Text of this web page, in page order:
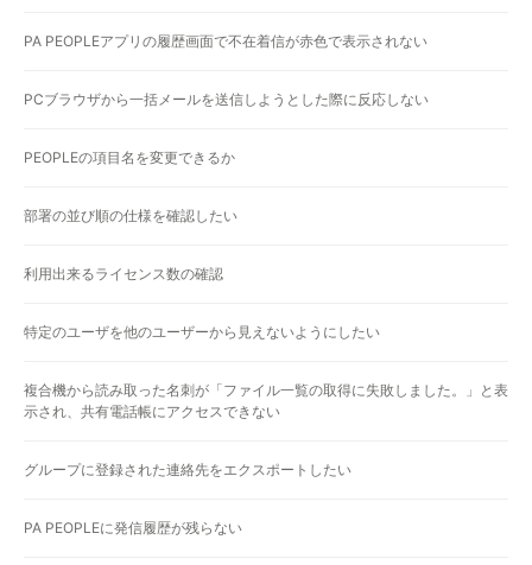
PA PEOPLEアプリの履歴画面で不在着信が赤色で表示されない
PCブラウザから一括メールを送信しようとした際に反応しない
PEOPLEの項目名を変更できるか
部署の並び順の仕様を確認したい
利用出来るライセンス数の確認
特定のユーザを他のユーザーから見えないようにしたい
複合機から読み取った名刺が「ファイル一覧の取得に失敗しました。」と表
示され、共有電話帳にアクセスできない
グループに登録された連絡先をエクスポートしたい
PA PEOPLEに発信履歴が残らない